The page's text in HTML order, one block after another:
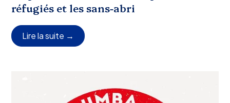
réfugiés et les sans-abri
Lire la suite →